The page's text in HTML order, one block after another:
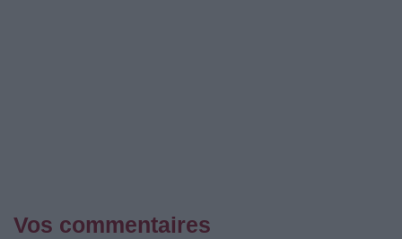
Vos commentaires